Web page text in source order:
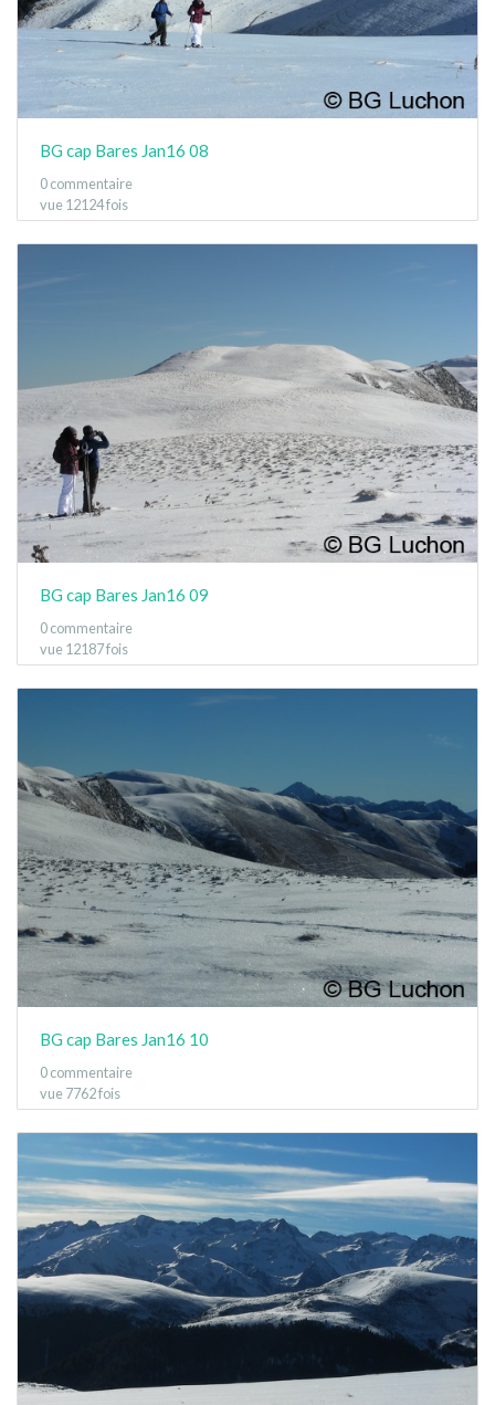
BG cap Bares Jan16 08
0 commentaire
vue 12124 fois
BG cap Bares Jan16 09
0 commentaire
vue 12187 fois
BG cap Bares Jan16 10
0 commentaire
vue 7762 fois